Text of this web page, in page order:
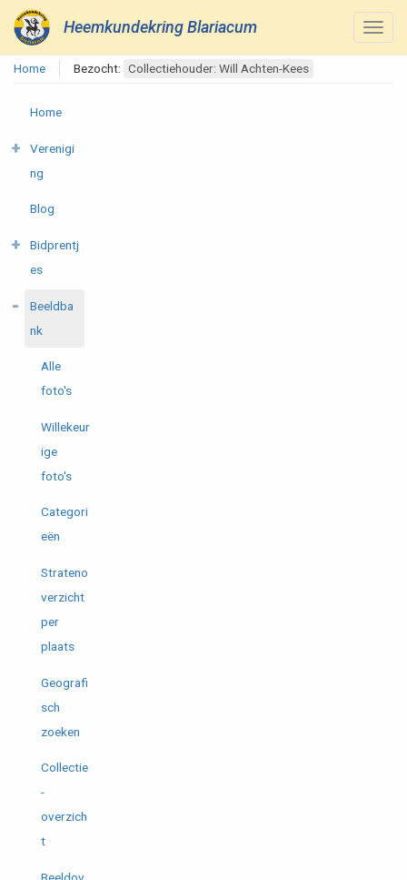
Heemkundekring Blariacum
Home Bezocht: Collectiehouder: Will Achten-Kees
Home
Verenigi
ng
Blog
Bidprentj
es
Beeldba
nk
Alle
foto's
Willekeur
ige
foto's
Categori
eën
Strateno
verzicht
per
plaats
Geografi
sch
zoeken
Collectie
-
overzich
t